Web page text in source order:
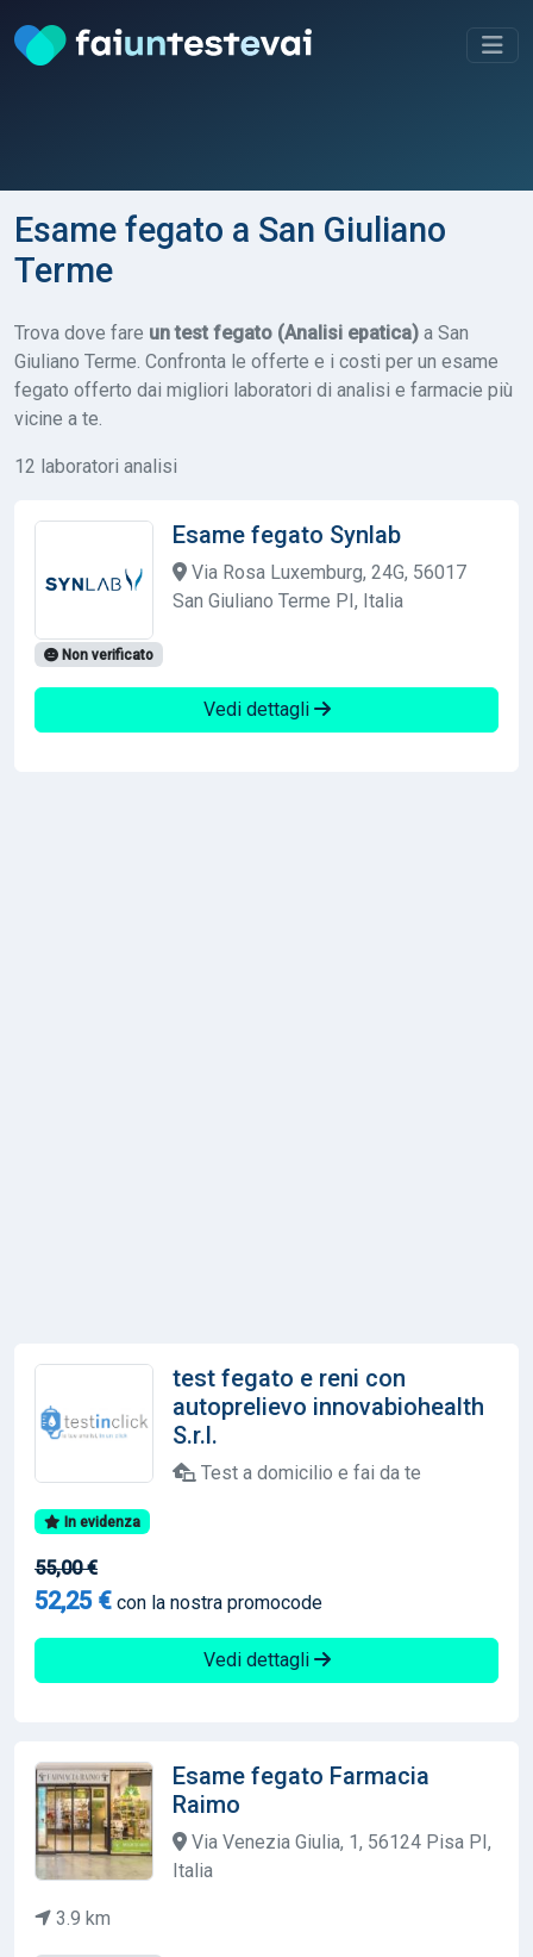
Esame fegato a San Giuliano
Terme
Trova dove fare un test fegato (Analisi epatica) a San
Giuliano Terme. Confronta le offerte e i costi per un esame
fegato offerto dai migliori laboratori di analisi e farmacie più
vicine a te.
12 laboratori analisi
Esame fegato Synlab
Via Rosa Luxemburg, 24G, 56017
San Giuliano Terme PI, Italia
Non verificato
Vedi dettagli
test fegato e reni con
autoprelievo innovabiohealth
S.r.l.
Test a domicilio e fai da te
In evidenza
55,00 €
52,25 € con la nostra promocode
Vedi dettagli
Esame fegato Farmacia
Raimo
Via Venezia Giulia, 1, 56124 Pisa PI,
Italia
3.9 km